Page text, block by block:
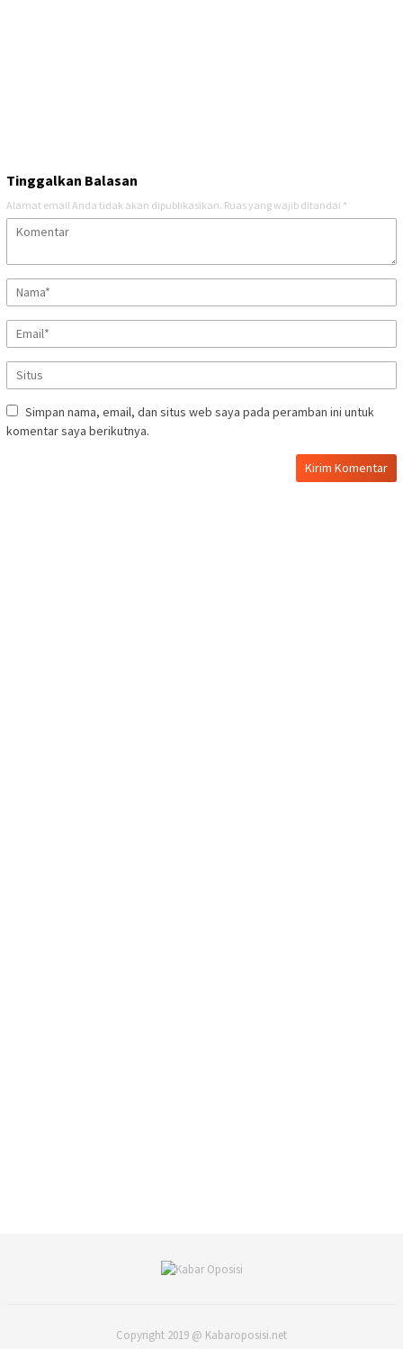
Tinggalkan Balasan
Alamat email Anda tidak akan dipublikasikan. Ruas yang wajib ditandai *
Simpan nama, email, dan situs web saya pada peramban ini untuk
komentar saya berikutnya.
Copyright 2019 @ Kabaroposisi.net